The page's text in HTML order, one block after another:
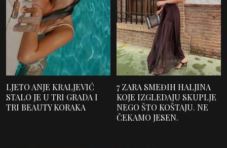
LJETO ANJE KRALJEVIĆ
STALO JE U TRI GRADA I
TRI BEAUTY KORAKA
7 ZARA SMEĐIH HALJINA
KOJE IZGLEDAJU SKUPLJE
NEGO ŠTO KOŠTAJU. NE
ČEKAMO JESEN.